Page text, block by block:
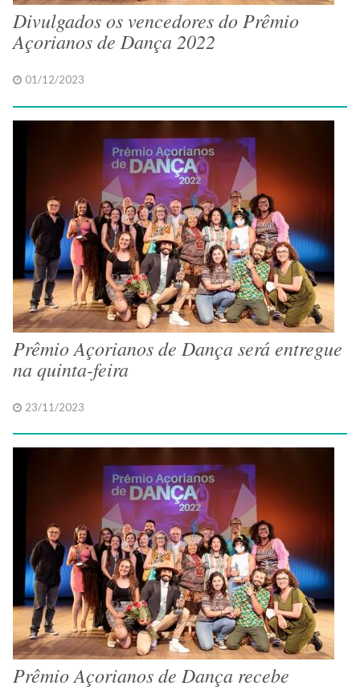
Divulgados os vencedores do Prêmio
Açorianos de Dança 2022
01/12/2023
Prêmio Açorianos de Dança será entregue
na quinta-feira
23/11/2023
Prêmio Açorianos de Dança recebe